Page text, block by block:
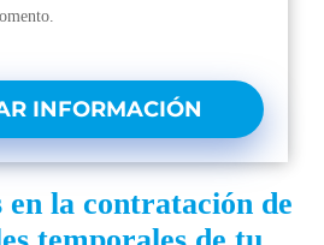
INFORMACIÓN
en la contratación de